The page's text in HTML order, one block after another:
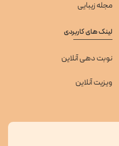
مجله زیبایی
لینک های کاربردی
نوبت دهی آنلاین
ویزیت آنلاین